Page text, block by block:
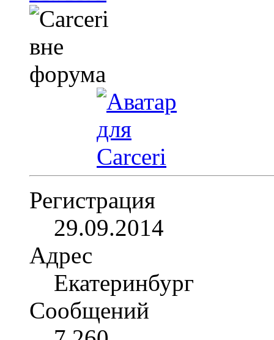
Регистрация
29.09.2014
Адрес
Екатеринбург
Сообщений